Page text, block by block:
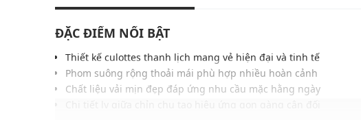
ĐẶC ĐIỂM NỔI BẬT
Thiết kế culottes thanh lịch mang vẻ hiện đại và tinh tế
Phom suông rộng thoải mái phù hợp nhiều hoàn cảnh
Chất liệu vải mịn đẹp đáp ứng nhu cầu mặc hằng ngày